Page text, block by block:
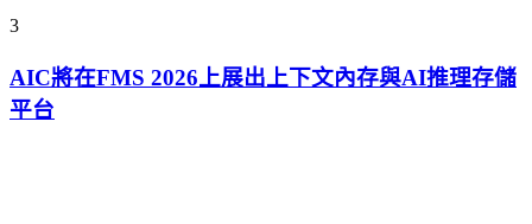
3
AIC將在FMS 2026上展出上下文內存與AI推理存儲
平台